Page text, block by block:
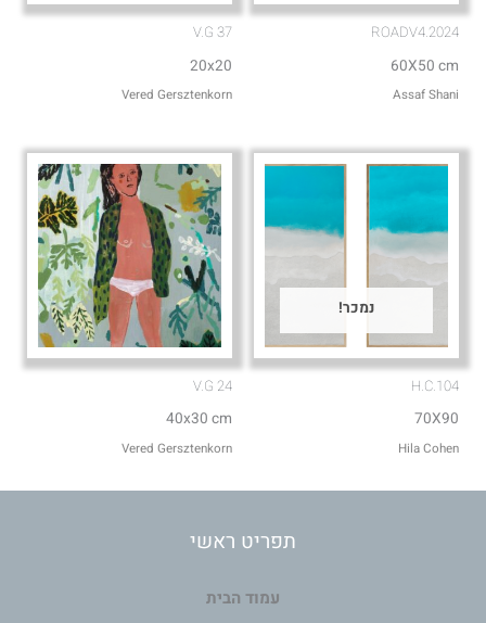
ROADV4.2024
60X50 cm
Assaf Shani
V.G 37
20x20
Vered Gersztenkorn
נמכר!
H.C.104
70X90
Hila Cohen
V.G 24
40x30 cm
Vered Gersztenkorn
תפריט ראשי
עמוד הבית